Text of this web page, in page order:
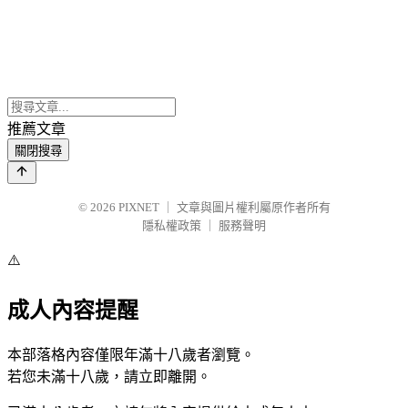
推薦文章
關閉搜尋
© 2026 PIXNET
文章與圖片權利屬原作者所有
隱私權政策
服務聲明
⚠️
成人內容提醒
本部落格內容僅限年滿十八歲者瀏覽。
若您未滿十八歲，請立即離開。